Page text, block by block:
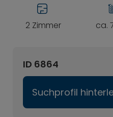
2 Zimmer ca.
ID 6864
Suchprofil